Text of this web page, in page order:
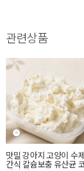
관련상품
맛밀 강아지 고양이 수제
간식 칼슘보충 유산균